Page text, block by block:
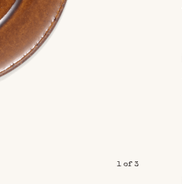
1of 3